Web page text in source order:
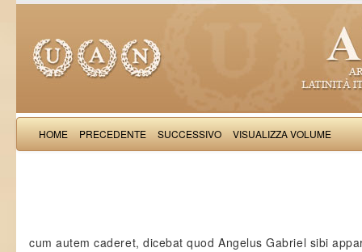
HOME PRECEDENTE SUCCESSIVO VISUALIZZA VOLUME
cum autem caderet, dicebat quod Angelus Gabriel sibi